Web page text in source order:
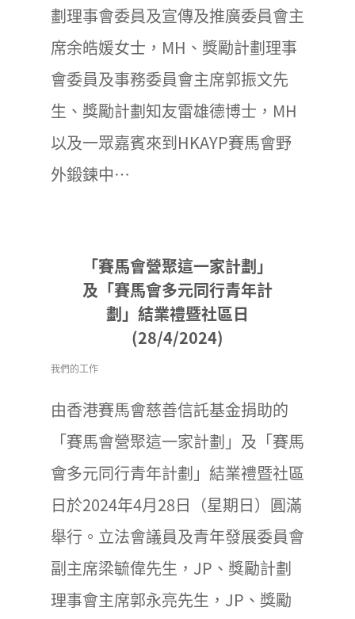
劃理事會委員及宣傳及推廣委員會主
席余皓媛女士，MH、獎勵計劃理事
會委員及事務委員會主席郭振文先
生、獎勵計劃知友雷雄德博士，MH
以及一眾嘉賓來到HKAYP賽馬會野
外鍛鍊中…
「賽馬會營聚這一家計劃」
及「賽馬會多元同行青年計
劃」結業禮暨社區日
(28/4/2024)
我們的工作
由香港賽馬會慈善信託基金捐助的
「賽馬會營聚這一家計劃」及「賽馬
會多元同行青年計劃」結業禮暨社區
日於2024年4月28日（星期日）圓滿
舉行。立法會議員及青年發展委員會
副主席梁毓偉先生，JP、獎勵計劃
理事會主席郭永亮先生，JP、獎勵